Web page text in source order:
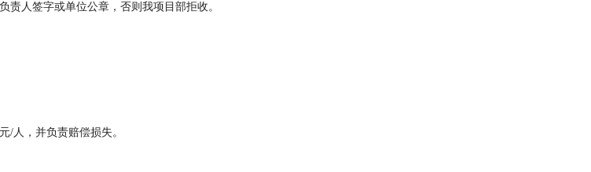
人签字或单位公章，否则我项目部拒收。
/人，并负责赔偿损失。